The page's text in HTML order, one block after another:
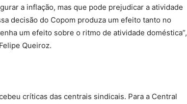
a inflação, mas que pode prejudicar a atividade
decisão do Copom produza um efeito tanto no
um efeito sobre o ritmo de atividade doméstica”,
Queiroz.
críticas das centrais sindicais. Para a Central